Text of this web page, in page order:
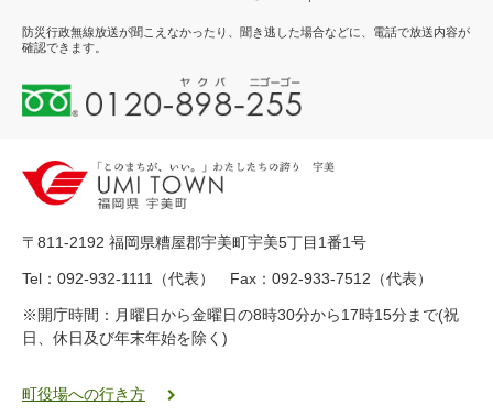
防災行政無線放送が聞こえなかったり、聞き逃した場合などに、電話で放送内容が
確認できます。
0
1
-
8
-
5
5
ク
〒811-2192 福岡県糟屋郡宇美町宇美5丁目1番1号
Tel：092-932-1111（代表） Fax：092-933-7512（代表）
※開庁時間：月曜日から金曜日の8時30分から17時15分まで(祝
日、休日及び年末年始を除く)
町役場への行き方